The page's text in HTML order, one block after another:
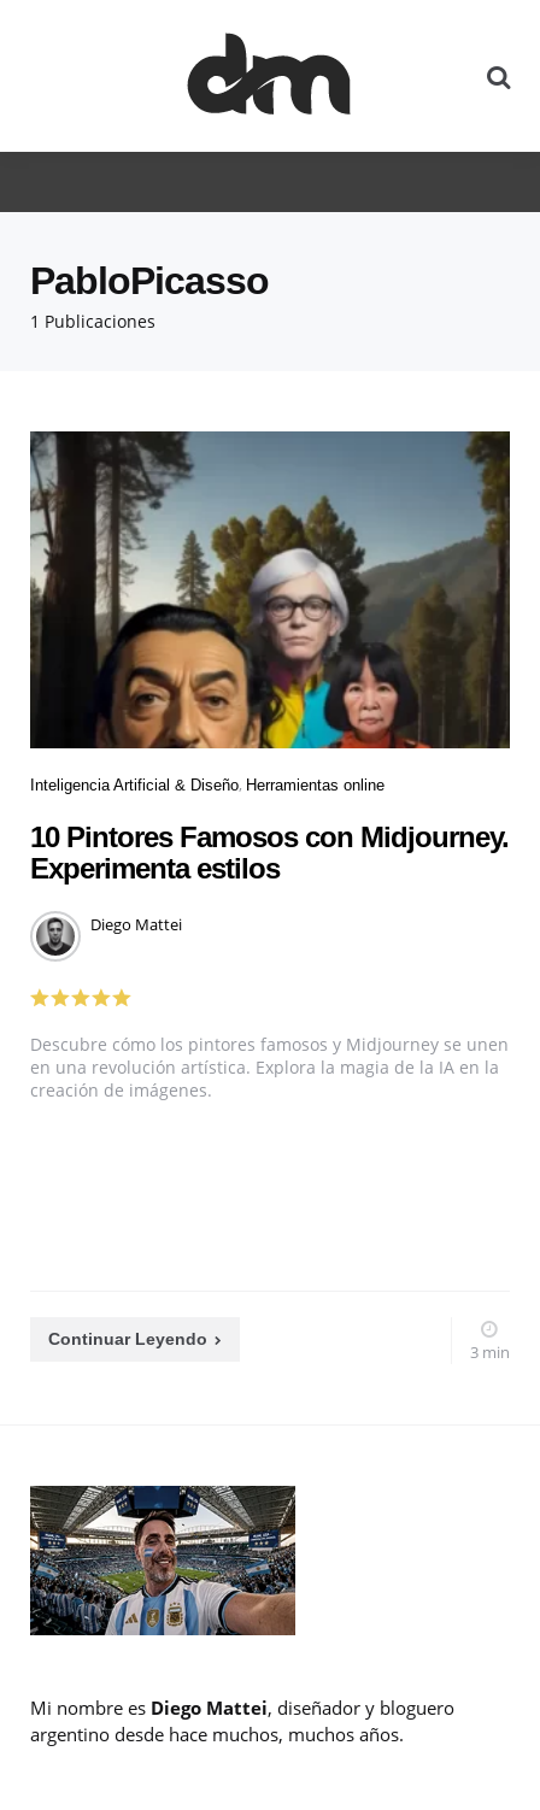
1 Publicaciones
PabloPicasso
Inteligencia Artificial & Diseño Herramientas online
10 Pintores Famosos con Midjourney.
Experimenta estilos
Diego Mattei
Descubre cómo los pintores famosos y Midjourney se unen
en una revolución artística. Explora la magia de la IA en la
creación de imágenes.
Continuar Leyendo
3 min
Mi nombre es Diego Mattei, diseñador y bloguero
argentino desde hace muchos, muchos años.